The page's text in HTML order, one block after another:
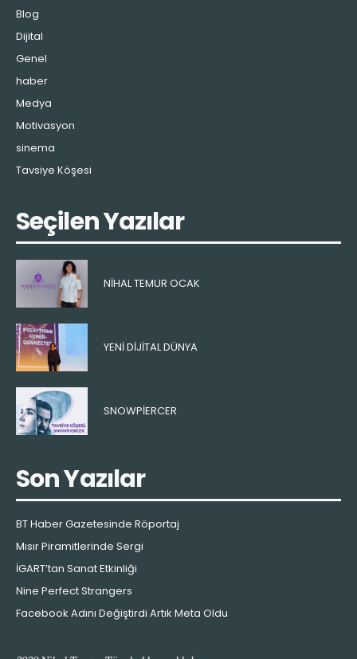
Blog
Dijital
Genel
haber
Medya
Motivasyon
sinema
Tavsiye Köşesi
Seçilen Yazılar
NIHAL TEMUR OCAK
YENI DIJITAL DÜNYA
SNOWPIERCER
Son Yazılar
BT Haber Gazetesinde Röportaj
Mısır Piramitlerinde Sergi
İGART’tan Sanat Etkinliği
Nine Perfect Strangers
Facebook Adını Değiştirdi Artık Meta Oldu